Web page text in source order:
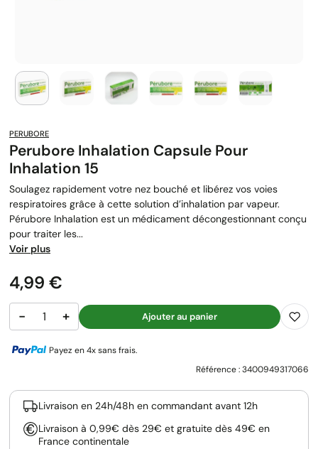
PERUBORE
Perubore Inhalation Capsule Pour
Inhalation 15
Soulagez rapidement votre nez bouché et libérez vos voies
respiratoires grâce à cette solution d’inhalation par vapeur.
Pérubore Inhalation est un médicament décongestionnant conçu
pour traiter les...
Voir plus
Prix
4,99 €
− + Ajouter au panier
Payez en 4x sans frais.
Référence :3400949317066
Livraison en 24h/48h en commandant avant 12h
Livraison à 0,99€ dès 29€ et gratuite dès 49€ en
France continentale